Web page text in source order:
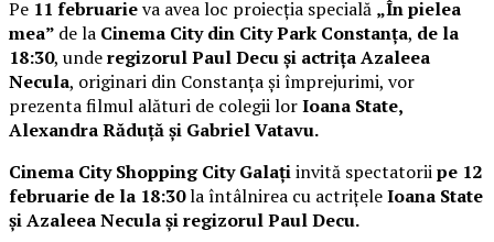
Pe 11 februarieva avea loc proiecția specială „În pielea
mea” de la Cinema City din City Park Constanța, de la
18:30, underegizorul Paul Decu și actrița Azaleea
Necula, originari din Constanța și împrejurimi, vor
prezenta filmul alături de colegii lorIoana State,
Alexandra Răduță și Gabriel Vatavu.
Cinema City Shopping City Galațiinvită spectatoriipe 12
februarie de la 18:30la întâlnirea cu actrițeleIoana State
și Azaleea Necula și regizorul Paul Decu.